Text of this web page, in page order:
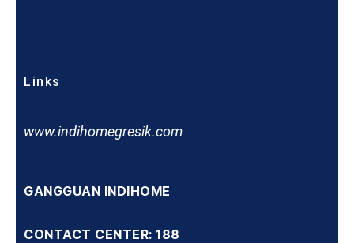
Links
www.indihomegresik.com
GANGGUAN INDIHOME
CONTACT CENTER: 188